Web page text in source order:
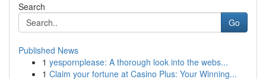
Search
Go
Published News
1 yespornplease: A thorough look into the webs...
1 Claim your fortune at Casino Plus: Your Winning...